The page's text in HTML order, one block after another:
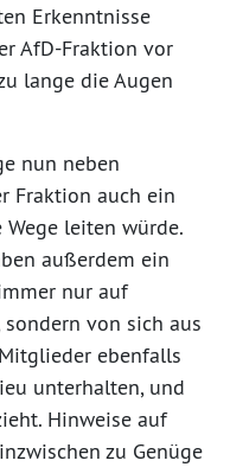
Erkenntnisse
AfD-Fraktion vor
lange die Augen
nun neben
Fraktion auch ein
leiten würde.
außerdem ein
nur auf
von sich aus
ebenfalls
unterhalten, und
Hinweise auf
zu Genüge